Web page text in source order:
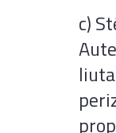
c)